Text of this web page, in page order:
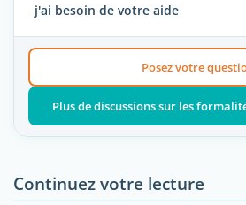
j'ai besoin de votre aide
Posez votre
Plus de discussions sur les
Continuez votre lecture